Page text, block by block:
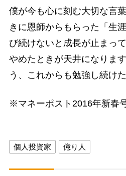
僕が今も心に刻む大切な言
きに恩師からもらった「生
び続けないと成長が止まっ
やめたときが天井になりま
う、これからも勉強し続けた
※マネーポスト2016年新春
個人投資家 億り人